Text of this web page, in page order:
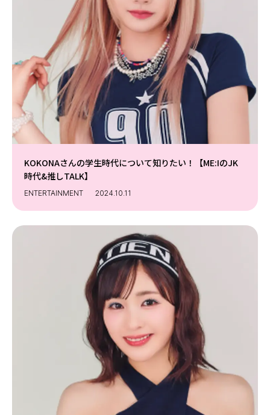
KOKONAさんの学生時代について知りたい！【ME:IのJK
時代&推しTALK】
ENTERTAINMENT 2024.10.11